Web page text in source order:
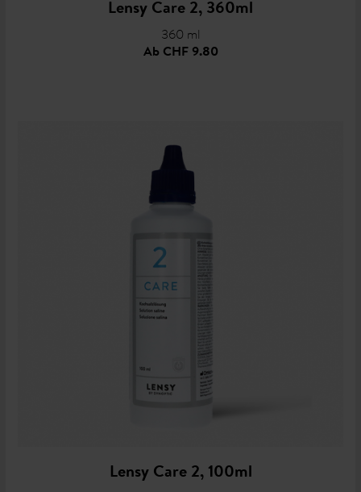
Lensy Care 2, 360ml
360 ml
AbCHF 9.80
Lensy Care 2, 100ml